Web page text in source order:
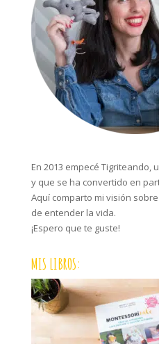
En 2013 empecé Tigriteando,
y que se ha convertido en
Aquí comparto mi visión
de entender la vida.
¡Espero que te guste!
MIS LIBROS: